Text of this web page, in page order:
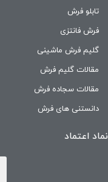
تابلو فرش
فرش فانتزی
گلیم فرش ماشینی
مقالات گلیم فرش
مقالات سجاده فرش
دانستنی های فرش
نماد اعتماد